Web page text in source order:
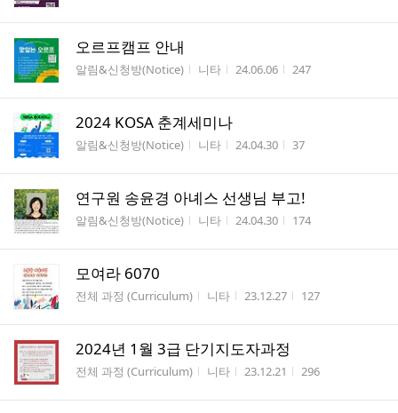
오르프캠프 안내
게시판명
알림&신청방(Notice) 작성자
니타 작성시간
24.06.06 조회수
247
2024 KOSA 춘계세미나
게시판명
알림&신청방(Notice) 작성자
니타 작성시간
24.04.30 조회수
37
연구원 송윤경 아녜스 선생님 부고!
게시판명
알림&신청방(Notice) 작성자
니타 작성시간
24.04.30 조회수
174
모여라 6070
게시판명
전체 과정 (Curriculum) 작성자
니타 작성시간
23.12.27 조회수
127
2024년 1월 3급 단기지도자과정
게시판명
전체 과정 (Curriculum) 작성자
니타 작성시간
23.12.21 조회수
296